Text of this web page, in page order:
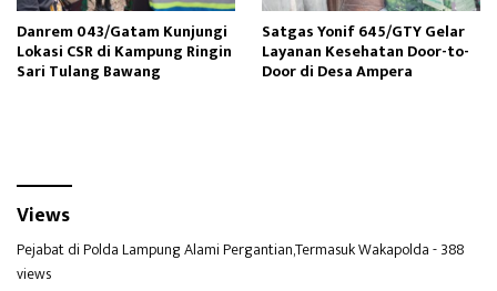
Danrem 043/Gatam Kunjungi
Lokasi CSR di Kampung Ringin
Sari Tulang Bawang
Satgas Yonif 645/GTY Gelar
Layanan Kesehatan Door-to-
Door di Desa Ampera
Views
Pejabat di Polda Lampung Alami Pergantian,Termasuk Wakapolda- 388
views